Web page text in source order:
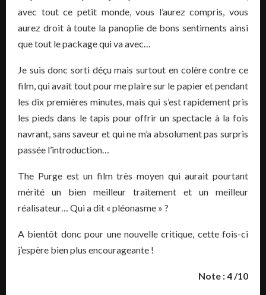
avec tout ce petit monde, vous l’aurez compris, vous
aurez droit à toute la panoplie de bons sentiments ainsi
que tout le package qui va avec…
Je suis donc sorti déçu mais surtout en colère contre ce
film, qui avait tout pour me plaire sur le papier et pendant
les dix premières minutes, mais qui s’est rapidement pris
les pieds dans le tapis pour offrir un spectacle à la fois
navrant, sans saveur et qui ne m’a absolument pas surpris
passée l’introduction…
The Purge est un film très moyen qui aurait pourtant
mérité un bien meilleur traitement et un meilleur
réalisateur… Qui a dit « pléonasme » ?
A bientôt donc pour une nouvelle critique, cette fois-ci
j’espère bien plus encourageante !
Note : 4 /10